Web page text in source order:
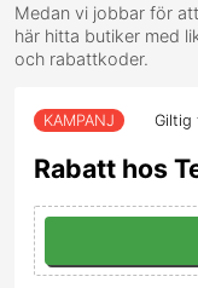
Medan vi jobbar för
här hitta butiker med
och rabattkoder.
KAMPANJ Giltig
Rabatt hos